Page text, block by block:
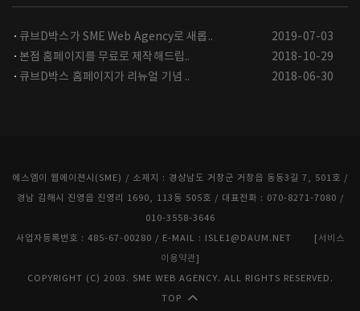
큐브D박스가 SME Web Agency로 새롭..
2019-07-03
본점 홈페이지를 무료로 제작해드립..
2018-10-29
큐브D박스 홈페이지가 리뉴얼 기념 ..
2018-06-30
에스엠이 웹에이젼시(SME) / 소재지 : 경상남도 거창군 거창읍 동동3길 7, 501호 /
경남 김해시 진영읍 진영리 1690, 113동 505호 / 대표전화 : 070-8271-7080 /
010-3558-3646
사업자등록번호 : 485-67-00280 / E-MAIL : ISLE1@DAUM.NET [서비스
이용약관]
COPYRIGHT (C) 2003. SME WEB AGENCY. ALL RIGHTS RESERVED.
TOP